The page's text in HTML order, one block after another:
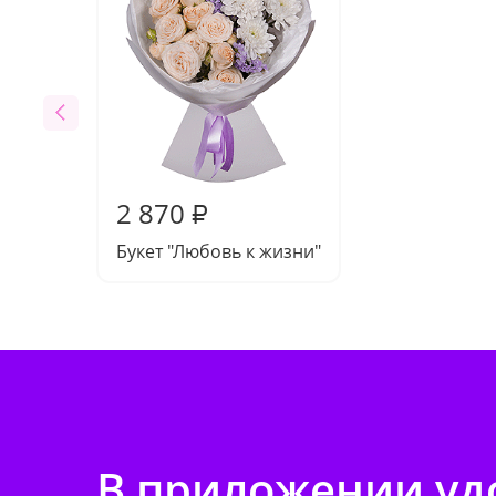
2 870 ₽
Букет "Любовь к жизни"